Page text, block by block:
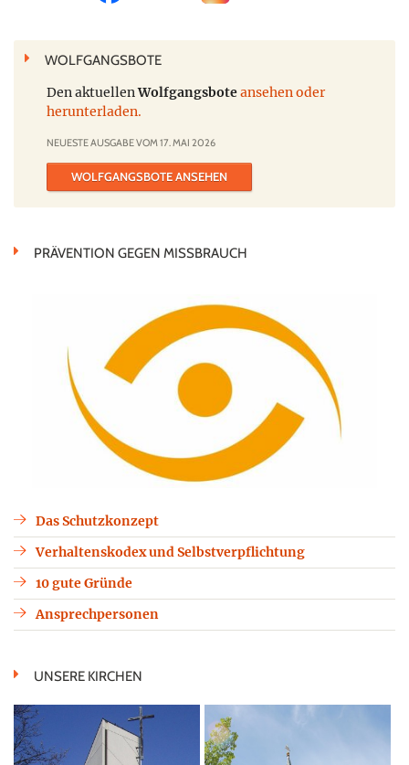
WOLFGANGSBOTE
Den aktuellenWolfgangsboteansehen oder
herunterladen.
NEUESTE AUSGABE VOM 17. MAI 2026
WOLFGANGSBOTE ANSEHEN
PRÄVENTION GEGEN MISSBRAUCH
Das Schutzkonzept
Verhaltenskodex und Selbstverpflichtung
10 gute Gründe
Ansprechpersonen
UNSERE KIRCHEN